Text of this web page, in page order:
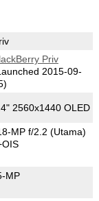
Priv
2015-09-
2560x1440 OLED
MP f/2.2 (Utama)
MP